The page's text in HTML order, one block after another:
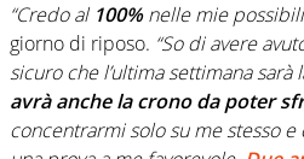
“Credo al 100%nelle mie
giorno di riposo. “So di avere
sicuro che l’ultima settimana sarà
avrà anche la crono da poter
concentrarmi solo su me stesso